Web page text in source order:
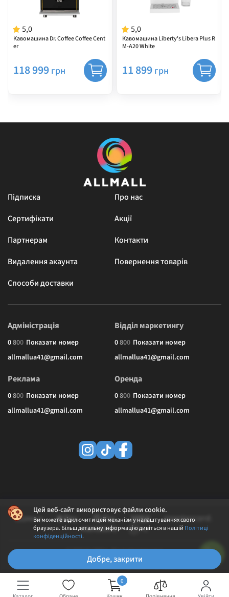
0
5,0
Кавомашина Dr. Coffee Coffee Cent
er
118 999 грн
5,0
Кавомашина Liberty's Libera Plus R
M-A20 White
11 899 грн
Цей веб-сайт використовує файли cookie.
Ви можете відключити цей механізм у налаштуваннях свого
браузера. Більш детальну інформацію дивіться в нашій Політиці
конфіденційності.
Добре, закрити
Підписка
Про нас
Сертифікати
Акції
Партнерам
Контакти
Видалення акаунта
Повернення товарів
Способи доставки
Адміністрація
0800 Показати номер
allmallua41@gmail.com
Відділ маркетингу
0800 Показати номер
allmallua41@gmail.com
Реклама
0800 Показати номер
allmallua41@gmail.com
Оренда
0800 Показати номер
allmallua41@gmail.com
© 2026 ALLMALL. Всі права захищені.
Політика конфіденційності